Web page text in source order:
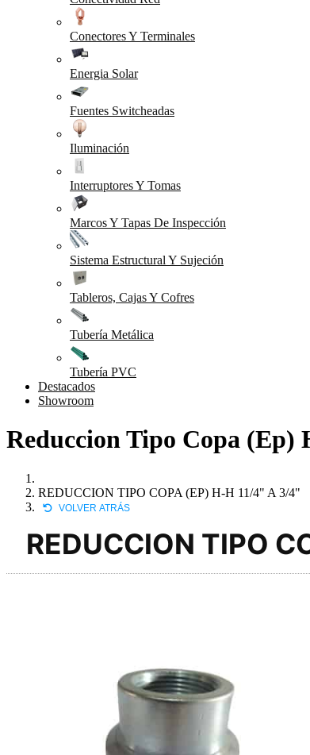
Conectores Y Terminales
Energia Solar
Fuentes Switcheadas
Iluminación
Interruptores Y Tomas
Marcos Y Tapas De Inspección
Sistema Estructural Y Sujeción
Tableros, Cajas Y Cofres
Tubería Metálica
Tubería PVC
Destacados
Showroom
Reduccion Tipo Copa (Ep)
REDUCCION TIPO COPA (EP) H-H 11/4" A 3/4"
VOLVER ATRÁS
REDUCCION TIPO